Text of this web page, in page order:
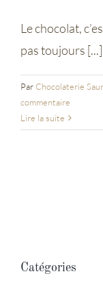
Le chocolat,
pas toujours [...]
ParChocolaterie
commentaire
Lire la suite
Catégories